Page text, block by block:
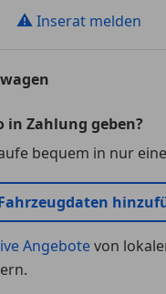
⚠ Inserat melden
in Zahlung geben?
bequem in nur
Angebotevon